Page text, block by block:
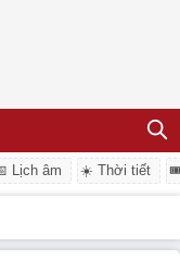
Lịch âm ☀️ Thời tiết